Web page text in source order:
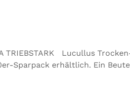
TRIEBSTARK Lucullus
Sparpack erhältlich. Ein